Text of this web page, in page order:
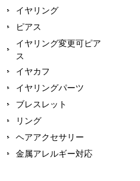
イヤリング
ピアス
イヤリング変更可ピア
ス
イヤカフ
イヤリングパーツ
ブレスレット
リング
ヘアアクセサリー
金属アレルギー対応